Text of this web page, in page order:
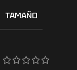
TAMAÑO